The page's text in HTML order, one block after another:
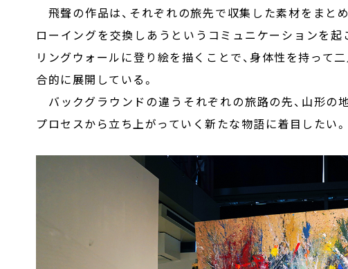
飛聲の作品は、それぞれの旅先で収集した素材をまと
ローイングを交換しあうというコミュニケーションを
リングウォールに登り絵を描くことで、身体性を持って
合的に展開している。
バックグラウンドの違うそれぞれの旅路の先、山形の
プロセスから立ち上がっていく新たな物語に着目したい。